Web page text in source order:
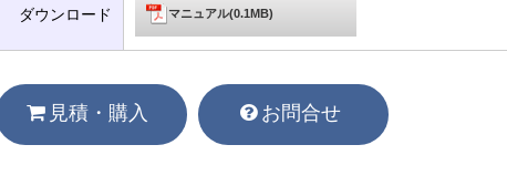
ダウンロード マニュアル(0.1MB)
見積・購入 お問合せ